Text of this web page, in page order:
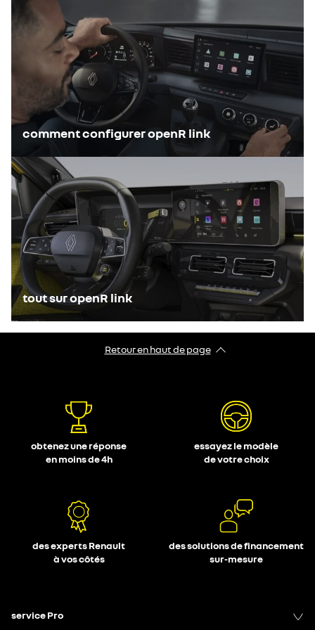
comment configurer openR link
tout sur openR link
Retour en haut de page
obtenez une réponse
en moins de 4h
essayez le modèle
de votre choix
des experts Renault
à vos côtés
des solutions de financement
sur-mesure
service Pro